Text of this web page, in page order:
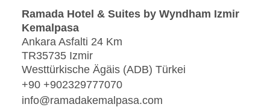
Ramada Hotel & Suites by Wyndham Izmir
Kemalpasa
Ankara Asfalti 24 Km
TR35735 Izmir
Westtürkische Ägäis (ADB) Türkei
+90 +902329777070
info@ramadakemalpasa.com